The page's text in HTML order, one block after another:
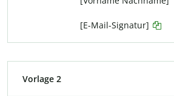
[E-Mail-Signatur]
Vorlage 2